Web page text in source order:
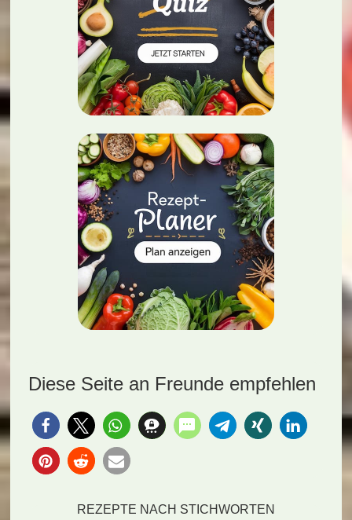
Diese Seite an Freunde empfehlen
REZEPTE NACH STICHWORTEN